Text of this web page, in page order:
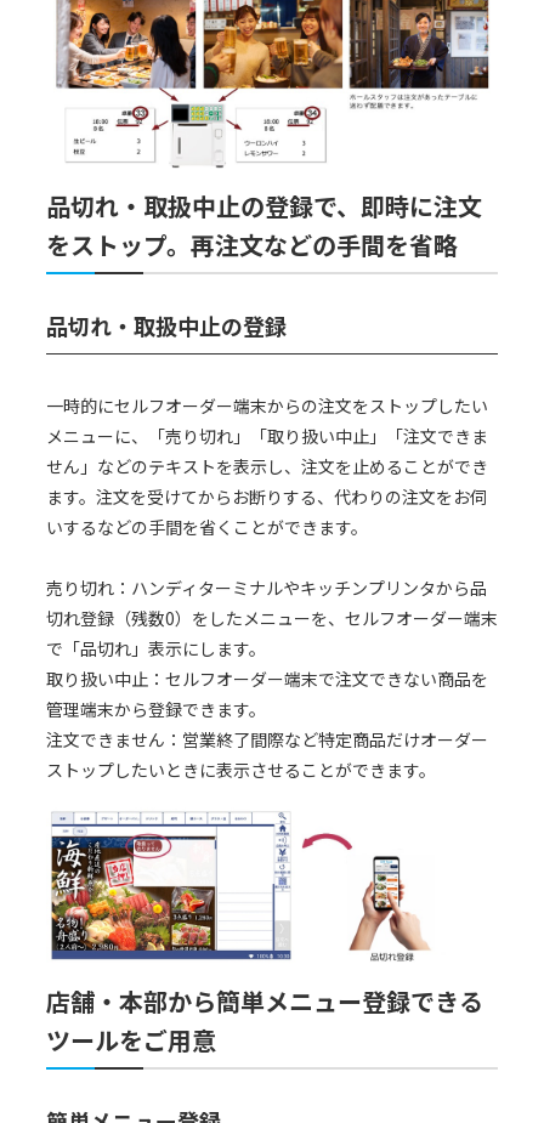
品切れ・取扱中止の登録で、即時に注文
をストップ。再注文などの手間を省略
品切れ・取扱中止の登録
一時的にセルフオーダー端末からの注文をストップしたい
メニューに、「売り切れ」「取り扱い中止」「注文できま
せん」などのテキストを表示し、注文を止めることができ
ます。注文を受けてからお断りする、代わりの注文をお伺
いするなどの手間を省くことができます。
売り切れ：ハンディターミナルやキッチンプリンタから品
切れ登録（残数0）をしたメニューを、セルフオーダー端末
で「品切れ」表示にします。
取り扱い中止：セルフオーダー端末で注文できない商品を
管理端末から登録できます。
注文できません：営業終了間際など特定商品だけオーダー
ストップしたいときに表示させることができます。
店舗・本部から簡単メニュー登録できる
ツールをご用意